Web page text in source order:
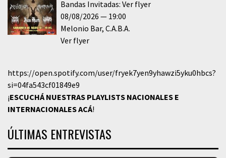
Bandas Invitadas: Ver flyer
08/08/2026
19:00
Melonio Bar C.A.B.A.
Ver flyer
https://open.spotify.com/user/fryek7yen9yhawzi5yku0hbcs?
si=04fa543cf01849e9
¡ESCUCHÁ NUESTRAS PLAYLISTS NACIONALES E
INTERNACIONALESACÁ!
ÚLTIMAS ENTREVISTAS